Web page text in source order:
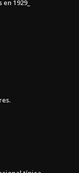
1929_